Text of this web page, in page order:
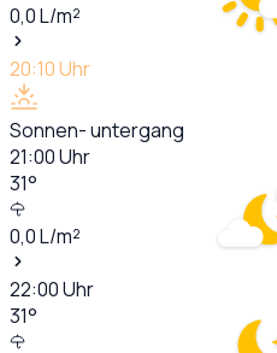
0,0L/m²
20:10Uhr
Sonnen- untergang
21:00Uhr
31°
0,0L/m²
22:00Uhr
31°